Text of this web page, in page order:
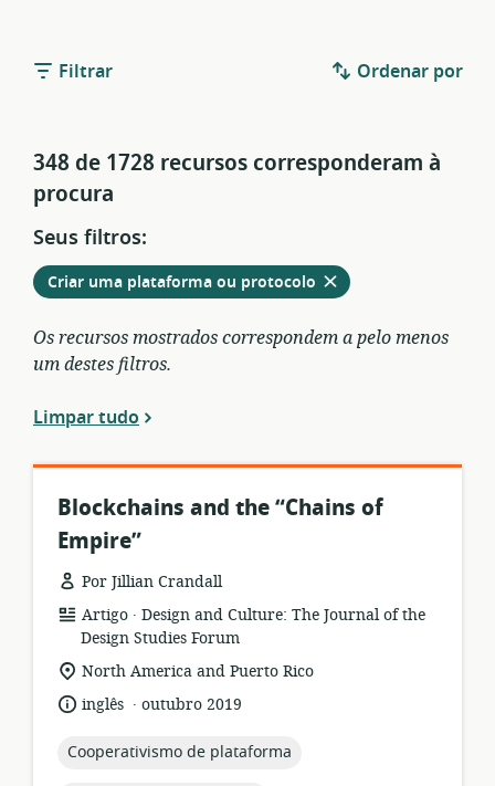
Filtrar Ordenar por
348 de 1728 recursos corresponderam à
procura
Seus filtros:
Remover
Criar uma plataforma ou protocolo dos
filtros
Os recursos mostrados correspondem a pelo menos
um destes filtros.
Limpar tudo
Blockchains and the “Chains of
Empire”
Por Jillian Crandall
formato
de
recurso:
Artigo .
Editor:Design and Culture: The Journal of the
Design Studies Forum
local
de
relevância:
North America and Puerto Rico
idioma:
inglês .
data
publicação:
outubro 2019
topic:
Cooperativismo de plataforma